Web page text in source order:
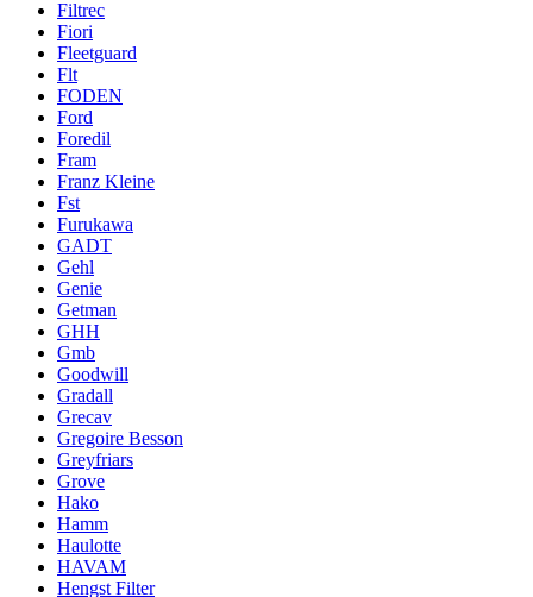
Filtrec
Fiori
Fleetguard
Flt
FODEN
Ford
Foredil
Fram
Franz Kleine
Fst
Furukawa
GADT
Gehl
Genie
Getman
GHH
Gmb
Goodwill
Gradall
Grecav
Gregoire Besson
Greyfriars
Grove
Hako
Hamm
Haulotte
HAVAM
Hengst Filter